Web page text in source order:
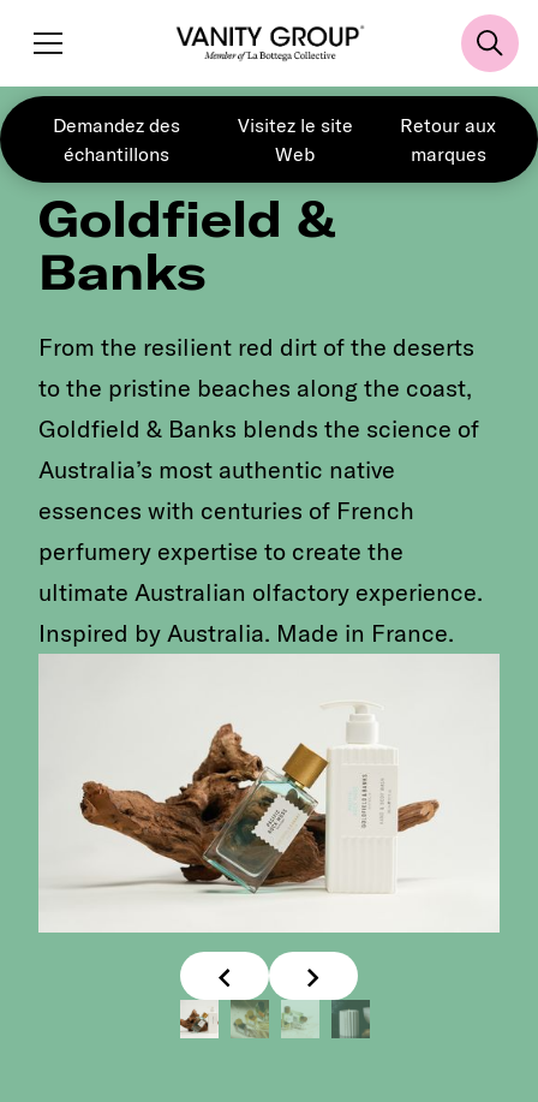
Demandez des
échantillons
Visitez le site
Web
Retour aux
marques
Goldfield &
Banks
From the resilient red dirt of the deserts
to the pristine beaches along the coast,
Goldfield & Banks blends the science of
Australia’s most authentic native
essences with centuries of French
perfumery expertise to create the
ultimate Australian olfactory experience.
Inspired by Australia. Made in France.